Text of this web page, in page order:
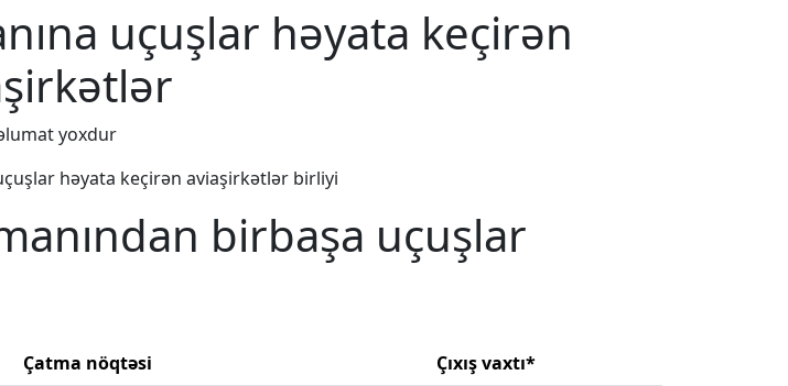
uçuşlar həyata keçirən
yoxdur
həyata keçirən aviaşirkətlər birliyi
birbaşa uçuşlar
Çatma nöqtəsi Çıxış vaxtı*